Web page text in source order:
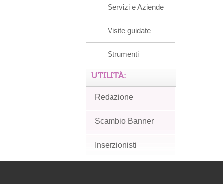
Servizi e Aziende
Visite guidate
Strumenti
UTILITÀ:
Redazione
Scambio Banner
Inserzionisti